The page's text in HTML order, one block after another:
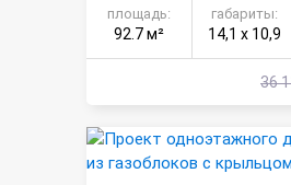
площадь:
92.7 м²
габариты:
14,1 х 10,9
36